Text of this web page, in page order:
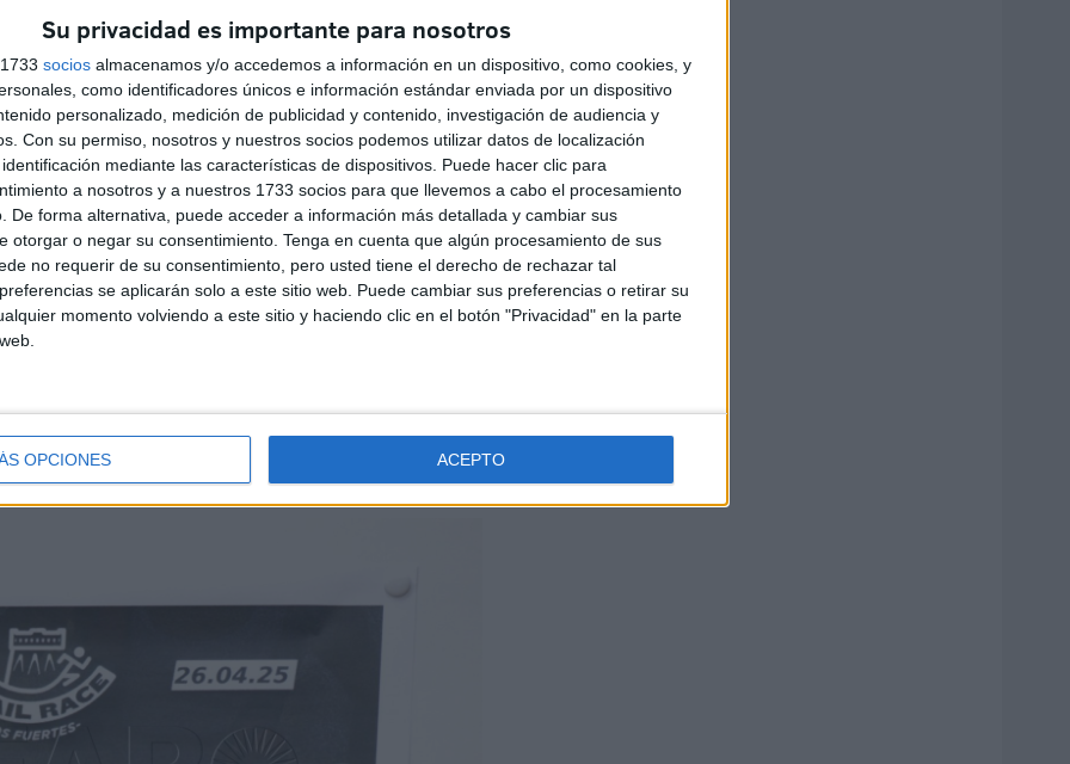
Su privacidad es importante para nosotros
socios almacenamos y/o accedemos a información en un dispositivo, como cookies, y
como identificadores únicos e información estándar enviada por un dispositivo
personalizado, medición de publicidad y contenido, investigación de audiencia y
Con su permiso, nosotros y nuestros socios podemos utilizar datos de localización
mediante las características de dispositivos. Puede hacer clic para
a nosotros y a nuestros 1733 socios para que llevemos a cabo el procesamiento
De forma alternativa, puede acceder a información más detallada y cambiar sus
otorgar o negar su consentimiento. Tenga en cuenta que algún procesamiento de sus
no requerir de su consentimiento, pero usted tiene el derecho de rechazar tal
se aplicarán solo a este sitio web. Puede cambiar sus preferencias o retirar su
momento volviendo a este sitio y haciendo clic en el botón "Privacidad" en la parte
OPCIONES ACEPTO
también estuvo presente durante el acto, donde
“Hemos quitado la distancia de25 kilómetros por lo
mucho asfalto y nosotros somos una carrera de
por tener muchos caminitos de cabra.
los 56 inscritos, por lo que hemos decidido que
ya que es una carrera que cuenta con 1.600 de
Por un lado la prueba reina será la de los 21
pasamos por el Pantano”, y por otro la de 10
pasado tuvo 260 inscripciones”.